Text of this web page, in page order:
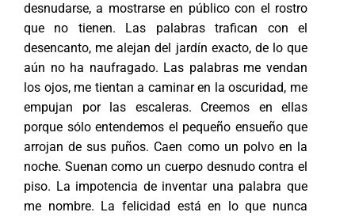
desnudarse, a mostrarse en público con el rostro
que no tienen. Las palabras trafican con el
desencanto, me alejan del jardín exacto, de lo que
aún no ha naufragado. Las palabras me vendan
los ojos, me tientan a caminar en la oscuridad, me
empujan por las escaleras. Creemos en ellas
porque sólo entendemos el pequeño ensueño que
arrojan de sus puños. Caen como un polvo en la
noche. Suenan como un cuerpo desnudo contra el
piso. La impotencia de inventar una palabra que
me nombre. La felicidad está en lo que nunca